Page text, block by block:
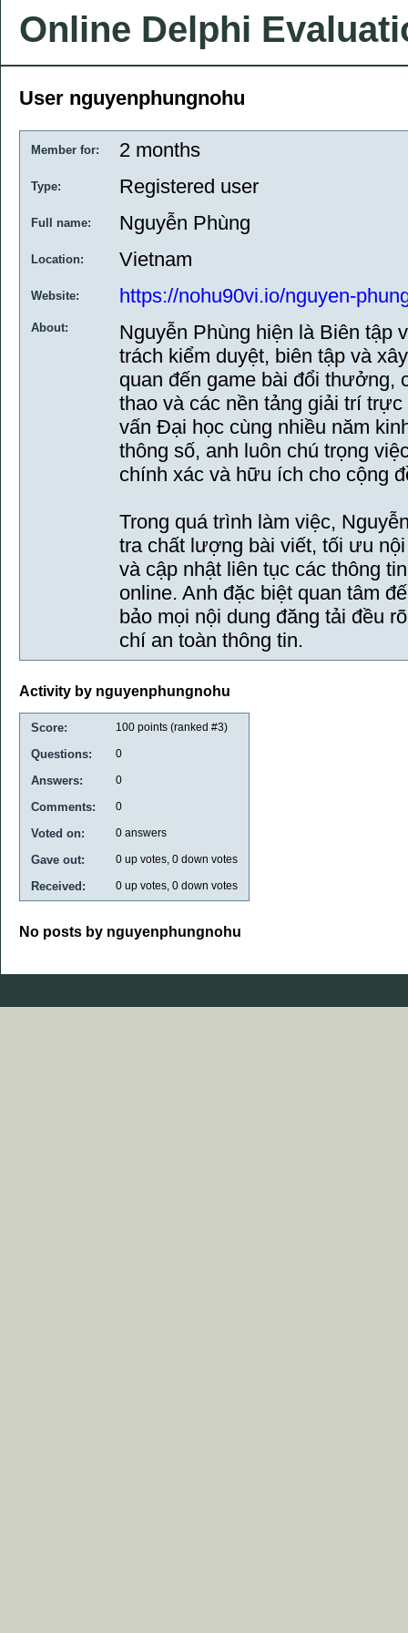
Online Delphi
User nguyenphungnohu
Member for: 2 months
Type: Registered user
Full name: Nguyễn Phùng
Location: Vietnam
Website: https://nohu90vi.io/nguyen-
About:
Nguyễn Phùng hiện là Biên tập
trách kiểm duyệt, biên tập và
quan đến game bài đổi
thao và các nền tảng giải trí
vấn Đại học cùng nhiều năm
thông số, anh luôn chú trọng
chính xác và hữu ích cho cộng
Trong quá trình làm việc,
tra chất lượng bài viết, tối ưu
và cập nhật liên tục các thông
online. Anh đặc biệt quan tâm
bảo mọi nội dung đăng tải đều
chí an toàn thông tin.
Activity by nguyenphungnohu
Score: 100 points (ranked #3)
Questions: 0
Answers: 0
Comments: 0
Voted on: 0 answers
Gave out: 0 up votes, 0 down votes
Received: 0 up votes, 0 down votes
No posts by nguyenphungnohu